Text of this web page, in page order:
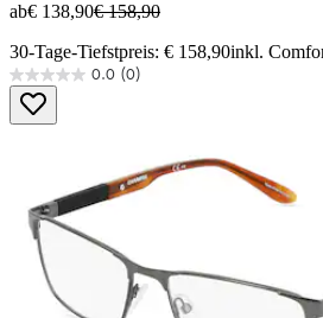
ab€ 138,90€ 158,90
30-Tage-Tiefstpreis: € 158,90inkl.
0.0 (0)
0.0
von
5